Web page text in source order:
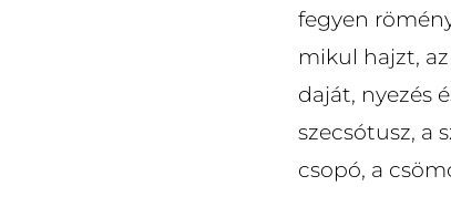
fegyen
mikul hajzt,
daját, nyezés
szecsótusz, a
csopó, a